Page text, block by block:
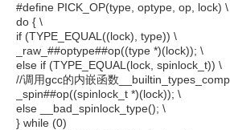
#define PICK_OP(type, optype, op, lock) \
do { \
if (TYPE_EQUAL((lock), type)) \
_raw_##optype##op((type *)(lock)); \
else if (TYPE_EQUAL(lock, spinlock_t)) \
//调用gcc的内嵌函数
_spin##op((spinlock_t *)(lock)); \
else __bad_spinlock_type(); \
} while (0)